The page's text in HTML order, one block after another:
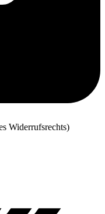
Widerrufsrechts)